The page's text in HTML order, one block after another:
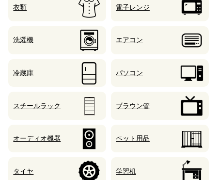
衣類 電子レンジ
洗濯機 エアコン
冷蔵庫 パソコン
スチールラック ブラウン管
オーディオ機器 ペット用品
タイヤ 学習机